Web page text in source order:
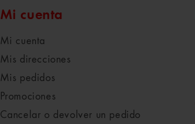
Mi cuenta
Mi cuenta
Mis direcciones
Mis pedidos
Promociones
Cancelar o devolver un pedido